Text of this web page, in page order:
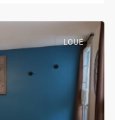
LOUÉ